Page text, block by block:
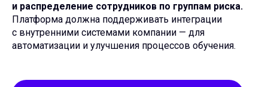
и распределение сотрудников по группам риска.
Платформа должна поддерживать интеграции
с внутренними системами компании — для
автоматизации и улучшения процессов обучения.